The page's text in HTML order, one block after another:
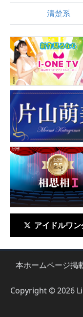
清楚系
アイドルワ
本ホームページ掲
Copyright © 2026